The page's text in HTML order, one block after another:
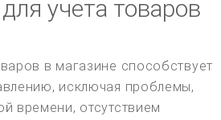
учета товаров
в магазине способствует
исключая проблемы,
времени, отсутствием